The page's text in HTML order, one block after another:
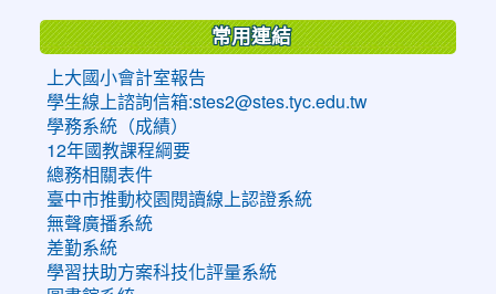
常用連結
上大國小會計室報告
學生線上諮詢信箱:stes2@stes.tyc.edu.tw
學務系統（成績）
12年國教課程綱要
總務相關表件
臺中市推動校園閱讀線上認證系統
無聲廣播系統
差勤系統
學習扶助方案科技化評量系統